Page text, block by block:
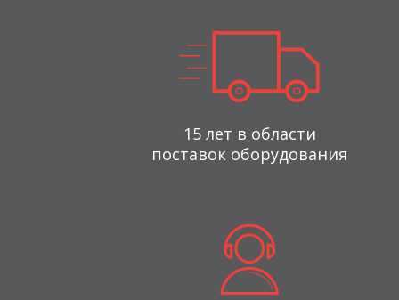
15 лет в области
поставок оборудования